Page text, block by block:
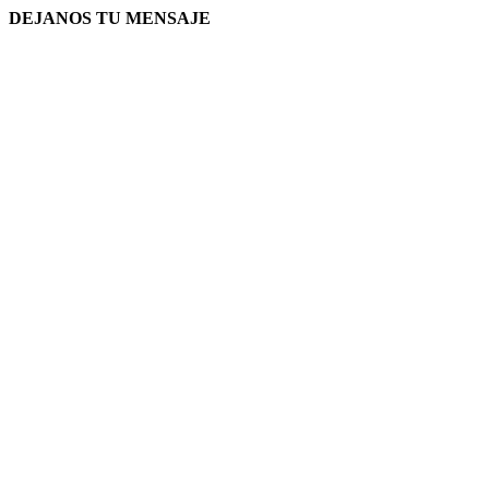
DEJANOS TU MENSAJE